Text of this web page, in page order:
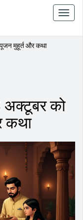
टॉगल
से
मुहूर्त और कथा
अक्टूबर को
कथा